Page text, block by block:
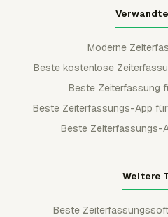
Moderne
Beste kostenlose
Beste Zeiterfassung
Beste Zeiterfassungs-App
Beste Zeiterfassungs-
Weitere
Beste